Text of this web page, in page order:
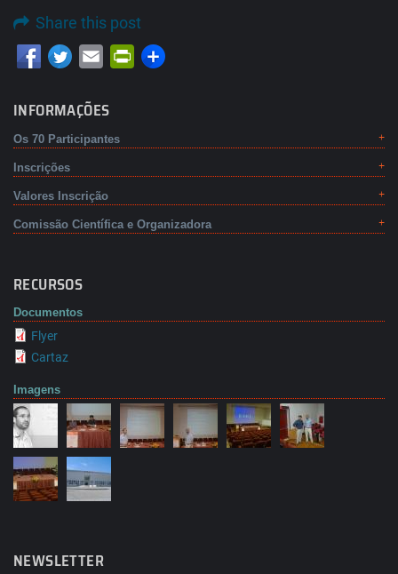
Share this post
Email PrintFriendly
INFORMAÇÕES
Os 70 Participantes
Inscrições
Valores Inscrição
Comissão Científica e Organizadora
RECURSOS
Documentos
Flyer
Cartaz
Imagens
NEWSLETTER